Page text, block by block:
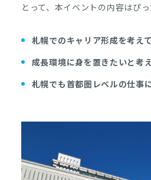
とって、本イベントの内容はぴ
札幌でのキャリア形成を考え
成長環境に身を置きたいと考
札幌でも首都圏レベルの仕事